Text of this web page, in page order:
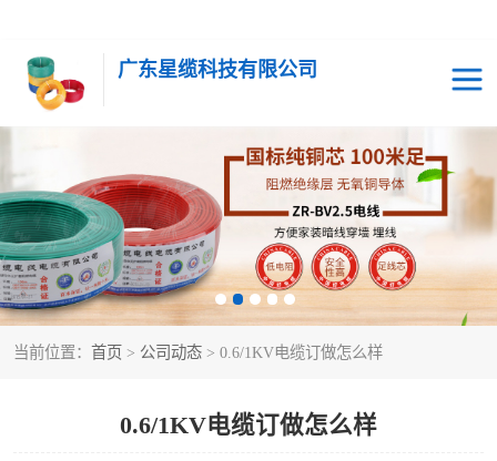
广东星缆科技有限公司
当前位置： 首页 > 公司动态 > 0.6/1KV电缆订做怎么样
0.6/1KV电缆订做怎么样